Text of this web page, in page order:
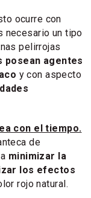
ocurre con
necesario un tipo
pelirrojas
posean agentes
y con aspecto
con el tiempo.
de
minimizar la
los efectos
rojo natural.